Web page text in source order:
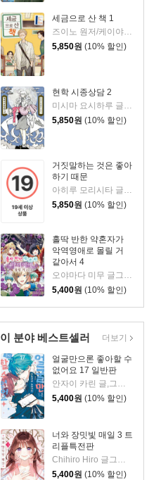
세금으로 산 책 1
즈이노 원저/케이야마 케이 글,그림/신예림 역
5,850원 (10% 할인)
현학 시종상담 2
미시마 요시하루 글,그림/손규섭 역
5,850원 (10% 할인)
거짓말하는 것은 좋아
하기 때문
아히루 모리시타 글그림/박소현 역
5,850원 (10% 할인)
홀딱 반한 약혼자가
악역영애로 몰릴 거
같아서 4
5,400원 (10% 할인)
이 분야 베스트셀러
얼굴만으론 좋아할 수
없어요 17 일반판
안자이 카린 글,그림/이소연 역
5,400원 (10% 할인)
너와 장밋빛 매일 3 트
리플특전판
5,400원 (10% 할인)
더보기